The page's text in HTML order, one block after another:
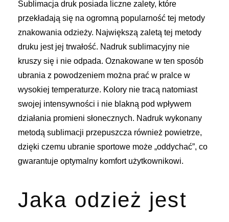
Sublimacja druk posiada liczne zalety, które
przekładają się na ogromną popularność tej metody
znakowania odzieży. Największą zaletą tej metody
druku jest jej trwałość. Nadruk sublimacyjny nie
kruszy się i nie odpada. Oznakowane w ten sposób
ubrania z powodzeniem można prać w pralce w
wysokiej temperaturze. Kolory nie tracą natomiast
swojej intensywności i nie blakną pod wpływem
działania promieni słonecznych. Nadruk wykonany
metodą sublimacji przepuszcza również powietrze,
dzięki czemu ubranie sportowe może „oddychać”, co
gwarantuje optymalny komfort użytkownikowi.
Jaka odzież jest